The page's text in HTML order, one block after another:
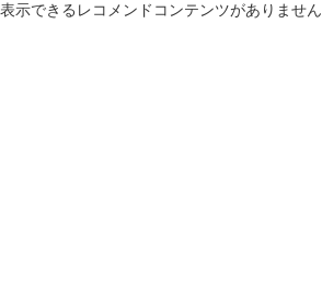
表示できるレコメンドコンテンツがありません